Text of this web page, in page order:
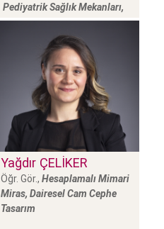
Pediyatrik Sağlık Mekanları,
Enformel Eğitim Mekanları
Yağdır ÇELİKER
Öğr. Gör., Hesaplamalı Mimari
Miras, Dairesel Cam Cephe
Tasarım